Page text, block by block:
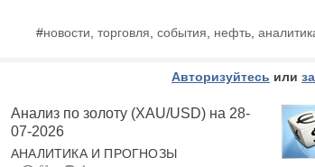
#новости торговля события нефть
Авторизуйтесь или
Анализ по золоту (XAU/USD) на 28-
07-2026
АНАЛИТИКА И ПРОГНОЗЫ